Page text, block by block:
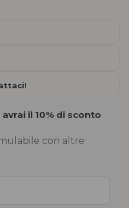
il 10% di sconto
con altre